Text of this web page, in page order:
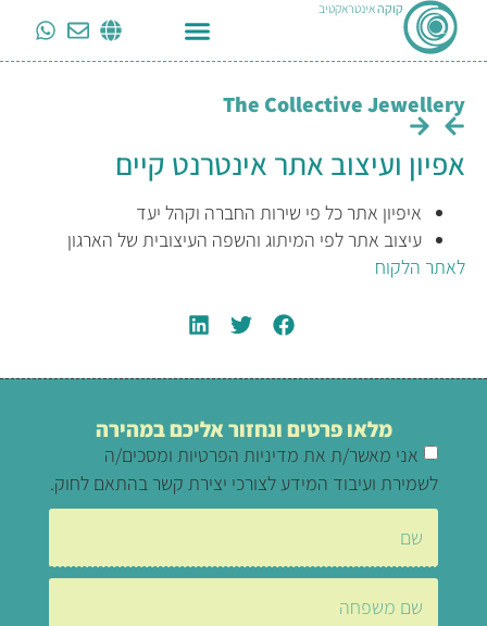
קוקהאינטראקטיב
The Collective Jewellery
אפיון ועיצוב אתר אינטרנט קיים
איפיון אתר כל פי שירות החברה וקהל יעד
עיצוב אתר לפי המיתוג והשפה העיצובית של הארגון
לאתר הלקוח
מלאו פרטים ונחזור אליכם במהירה
אני מאשר/ת את מדיניות הפרטיות ומסכים/ה
לשמירת ועיבוד המידע לצורכי יצירת קשר בהתאם לחוק.